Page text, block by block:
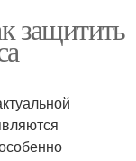
защитить